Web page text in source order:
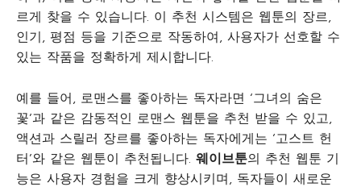
르게 찾을 수 있습니다. 이 추천 시스템은 웹툰의 장르,
인기, 평점 등을 기준으로 작동하여, 사용자가 선호할 수
있는 작품을 정확하게 제시합니다.
예를 들어, 로맨스를 좋아하는 독자라면 ‘그녀의 숨은
꽃’과 같은 감동적인 로맨스 웹툰을 추천 받을 수 있고,
액션과 스릴러 장르를 좋아하는 독자에게는 ‘고스트 헌
터’와 같은 웹툰이 추천됩니다. 웨이브툰의 추천 웹툰 기
능은 사용자 경험을 크게 향상시키며, 독자들이 새로운